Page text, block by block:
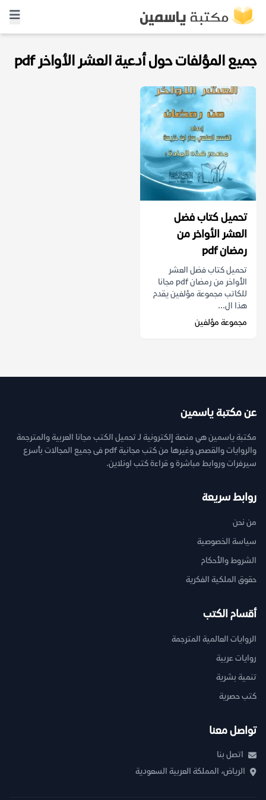
جميع المؤلفات حول أدعية العشر الأواخر pdf
تحميل كتاب فضل
العشر الأواخر من
رمضان pdf
تحميل كتاب فضل العشر
الأواخر من رمضان pdf مجانا
للكاتب مجموعة مؤلفين يقدم
هذا ال...
مجموعة مؤلفين
عن مكتبة ياسمين
مكتبة ياسمين هي منصة إلكترونية لـ تحميل الكتب مجانا العربية والمترجمة
والروايات والقصص وغيرها من كتب مجانية pdf فى جميع المجالات بأسرع
سيرفرات وروابط مباشرة و قراءة كتب اونلاين.
روابط سريعة
من نحن
سياسة الخصوصية
الشروط والأحكام
حقوق الملكية الفكرية
أقسام الكتب
الروايات العالمية المترجمة
روايات عربية
تنمية بشرية
كتب حصرية
تواصل معنا
اتصل بنا
الرياض، المملكة العربية السعودية